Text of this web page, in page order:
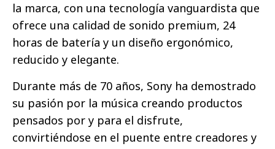
la marca, con una tecnología vanguardista que
ofrece una calidad de sonido premium, 24
horas de batería y un diseño ergonómico,
reducido y elegante.
Durante más de 70 años, Sony ha demostrado
su pasión por la música creando productos
pensados por y para el disfrute,
convirtiéndose en el puente entre creadores y